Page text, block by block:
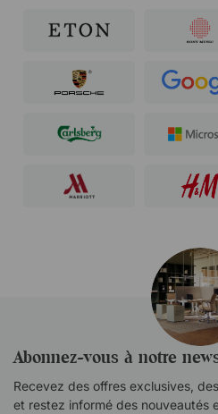
Abonnez-vous à notre
Recevez des offres exclusives,
et restez informé des nouveautés